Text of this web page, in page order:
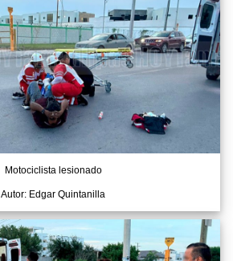
Motociclista lesionado
Autor: Edgar Quintanilla